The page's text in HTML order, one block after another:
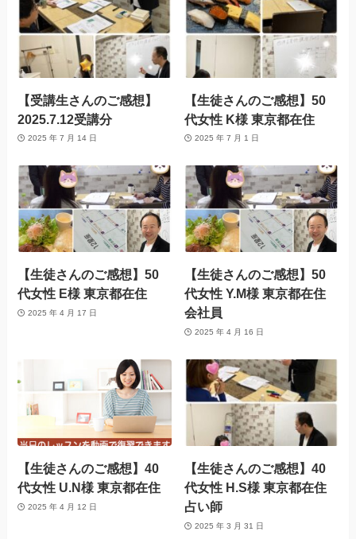
【受講生さんのご感想】
2025.7.12受講分
2025 年 7 月 14 日
【生徒さんのご感想】50
代女性 K様 東京都在住
2025 年 7 月 1 日
【生徒さんのご感想】50
代女性 E様 東京都在住
2025 年 4 月 17 日
【生徒さんのご感想】50
代女性 Y.M様 東京都在住
会社員
2025 年 4 月 16 日
【生徒さんのご感想】40
代女性 U.N様 東京都在住
2025 年 4 月 12 日
【生徒さんのご感想】40
代女性 H.S様 東京都在住
占い師
2025 年 3 月 31 日